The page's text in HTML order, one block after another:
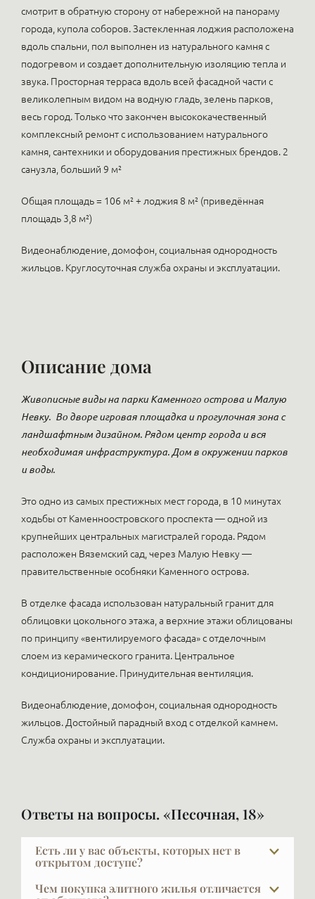
смотрит в обратную сторону от набережной на панораму
города, купола соборов. Застекленная лоджия расположена
вдоль спальни, пол выполнен из натурального камня с
подогревом и создает дополнительную изоляцию тепла и
звука. Просторная терраса вдоль всей фасадной части с
великолепным видом на водную гладь, зелень парков,
весь город. Только что закончен высококачественный
комплексный ремонт с использованием натурального
камня, сантехники и оборудования престижных брендов. 2
санузла, больший 9 м²
Общая площадь = 106 м² + лоджия 8 м² (приведённая
площадь 3,8 м²)
Видеонаблюдение, домофон, социальная однородность
жильцов. Круглосуточная служба охраны и эксплуатации.
Описание дома
Живописные виды на парки Каменного острова и Малую
Невку. Во дворе игровая площадка и прогулочная зона с
ландшафтным дизайном. Рядом центр города и вся
необходимая инфраструктура. Дом в окружении парков
и воды.
Это одно из самых престижных мест города, в 10 минутах
ходьбы от Каменноостровского проспекта — одной из
крупнейших центральных магистралей города. Рядом
расположен Вяземский сад, через Малую Невку —
правительственные особняки Каменного острова.
В отделке фасада использован натуральный гранит для
облицовки цокольного этажа, а верхние этажи облицованы
по принципу «вентилируемого фасада» с отделочным
слоем из керамического гранита. Центральное
кондиционирование. Принудительная вентиляция.
Видеонаблюдение, домофон, социальная однородность
жильцов. Достойный парадный вход с отделкой камнем.
Служба охраны и эксплуатации.
Ответы на вопросы. «Песочная, 18»
Есть ли у вас объекты, которых нет в
открытом доступе?
В элите далеко не всё есть в открытой рекламе, и
Чем покупка элитного жилья отличается